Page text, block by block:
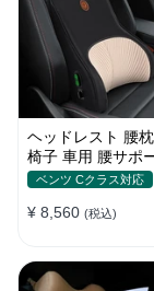
ヘッドレスト 腰
椅子 車用 腰サポ
ョン 取付バンド
ベンツ Cクラス対応
¥ 8,560 (税込)